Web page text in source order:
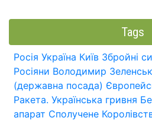
Tags
Росія Україна Київ Збройні
Росіяни Володимир
(державна посада)
Ракета. Українська гривня
апарат Сполучене